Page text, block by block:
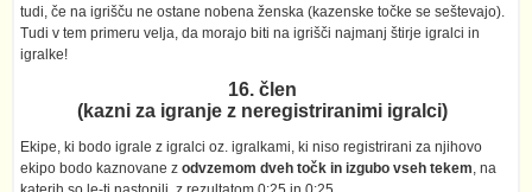
tudi, če na igrišču ne ostane nobena ženska (kazenske točke se seštevajo).
Tudi v tem primeru velja, da morajo biti na igrišči najmanj štirje igralci in
igralke!
16. člen
(kazni za igranje z neregistriranimi igralci)
Ekipe, ki bodo igrale z igralci oz. igralkami, ki niso registrirani za njihovo
ekipo bodo kaznovane z odvzemom dveh točk in izgubo vseh tekem , na